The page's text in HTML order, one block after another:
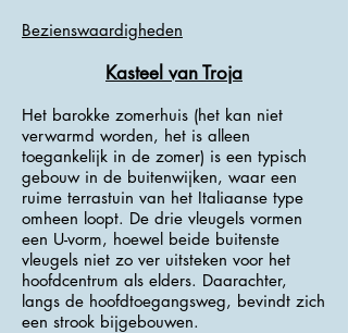
Bezienswaardigheden
Kasteel van Troja
Het barokke zomerhuis (het kan niet
verwarmd worden, het is alleen
toegankelijk in de zomer) is een typisch
gebouw in de buitenwijken, waar een
ruime terrastuin van het Italiaanse type
omheen loopt. De drie vleugels vormen
een U-vorm, hoewel beide buitenste
vleugels niet zo ver uitsteken voor het
hoofdcentrum als elders. Daarachter,
langs de hoofdtoegangsweg, bevindt zich
een strook bijgebouwen.